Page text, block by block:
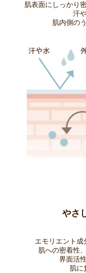
肌表面にしっかり
汗
肌内側の
やさ
エモリエント
肌への密着性
界面活
肌に